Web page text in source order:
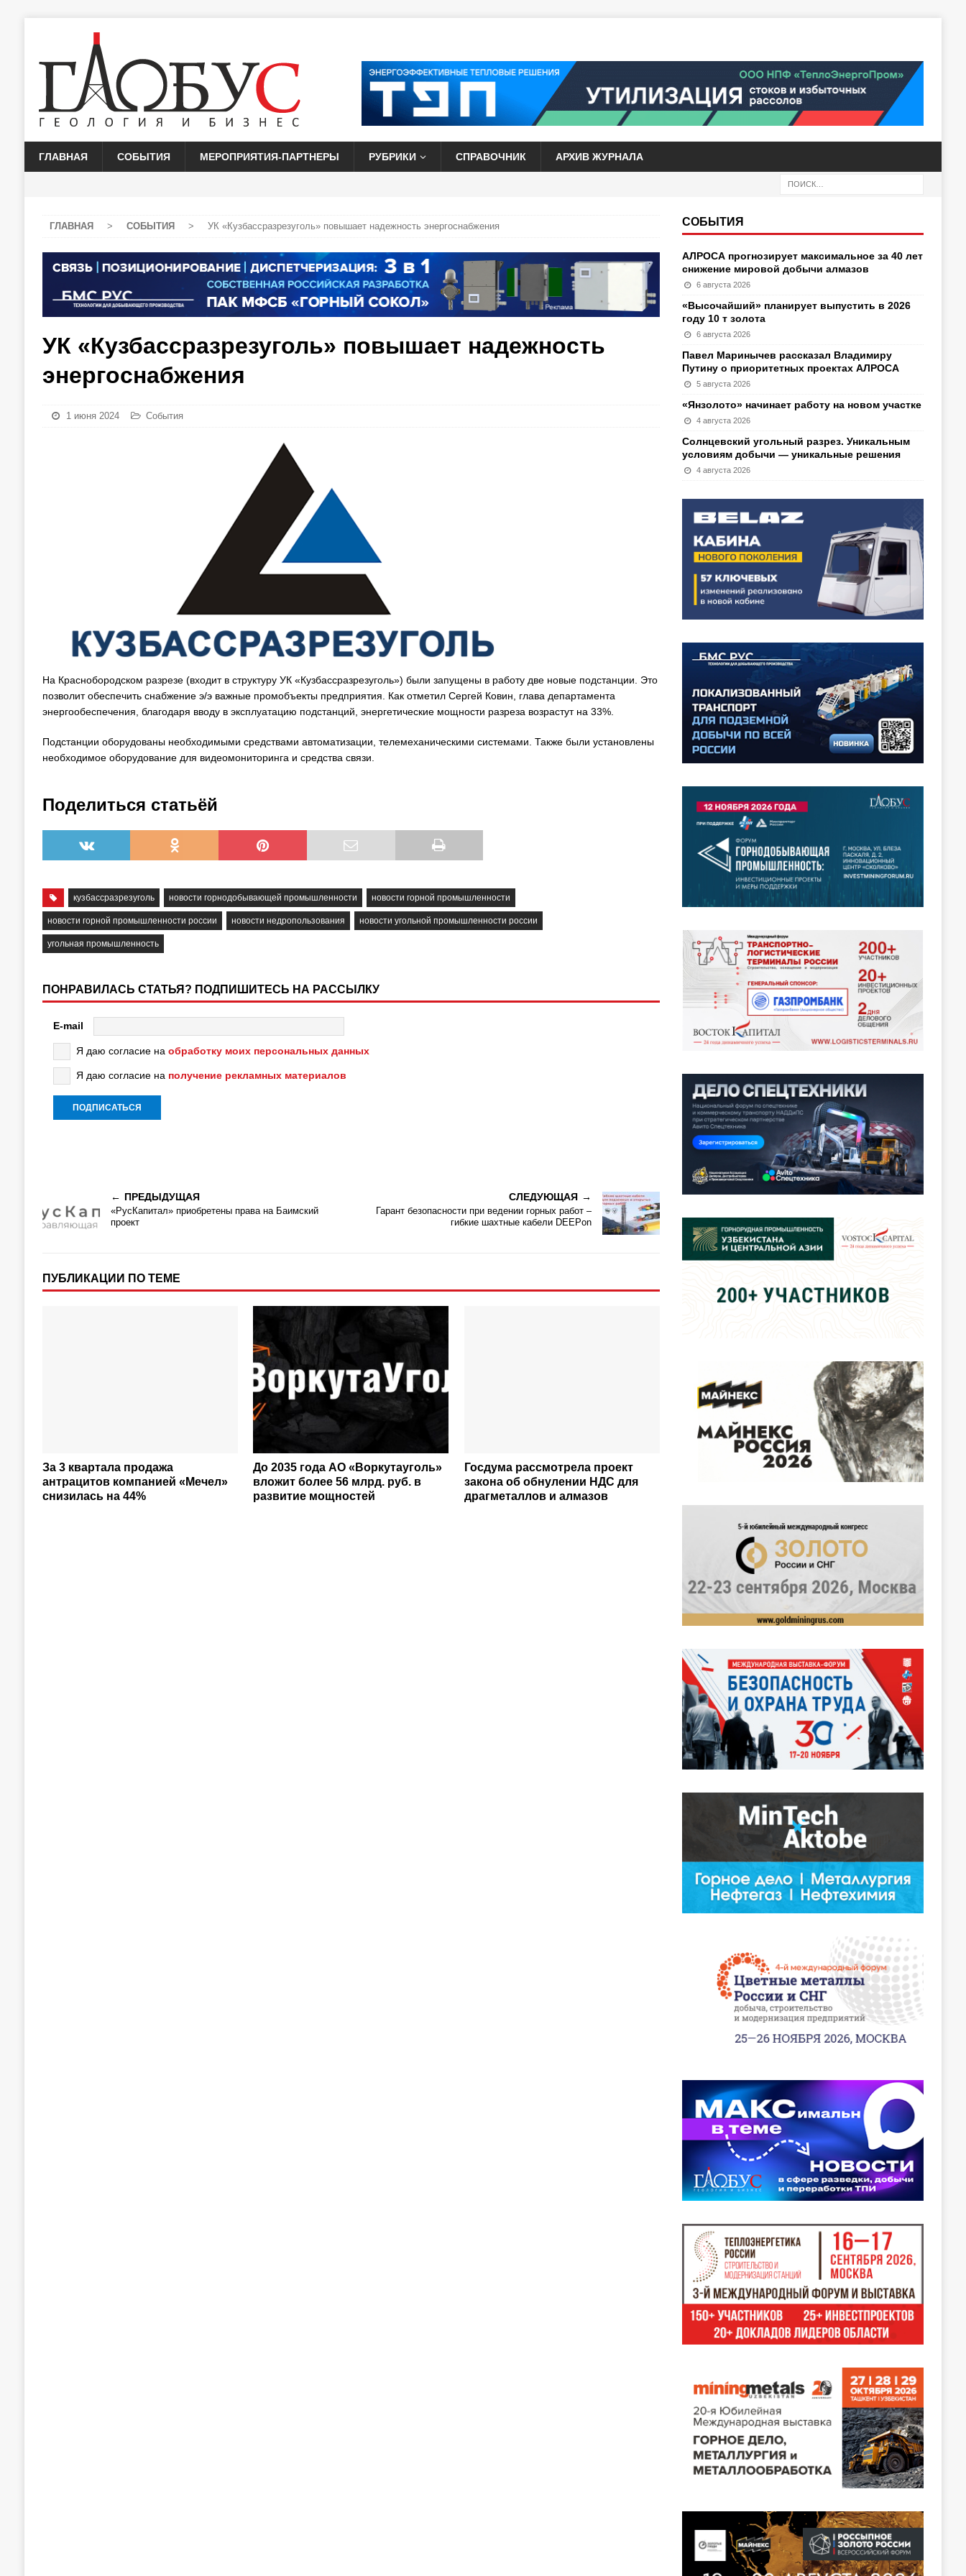
ГЛАВНАЯ СОБЫТИЯ МЕРОПРИЯТИЯ-ПАРТНЕРЫ РУБРИКИ СПРАВОЧНИК АРХИВ ЖУРНАЛА
ГЛАВНАЯ > СОБЫТИЯ > УК «Кузбассразрезуголь» повышает надежность энергоснабжения
УК «Кузбассразрезуголь» повышает надежность
энергоснабжения
1 июня 2024 События
На Краснобородском разрезе (входит в структуру УК «Кузбассразрезуголь») были запущены в работу две новые подстанции. Это
позволит обеспечить снабжение э/э важные промобъекты предприятия. Как отметил Сергей Ковин, глава департамента
энергообеспечения, благодаря вводу в эксплуатацию подстанций, энергетические мощности разреза возрастут на 33%.
Подстанции оборудованы необходимыми средствами автоматизации, телемеханическими системами. Также были установлены
необходимое оборудование для видеомониторинга и средства связи.
Поделиться статьёй
кузбассразрезуголь новости горнодобывающей промышленности новости горной промышленности
новости горной промышленности россии новости недропользования новости угольной промышленности россии
угольная промышленность
ПОНРАВИЛАСЬ СТАТЬЯ? ПОДПИШИТЕСЬ НА РАССЫЛКУ
E-mail
Я даю согласие на обработку моих персональных данных
Я даю согласие на получение рекламных материалов
ПРЕДЫДУЩАЯ
«РусКапитал» приобретены права на Баимский
проект
СЛЕДУЮЩАЯ
Гарант безопасности при ведении горных работ –
гибкие шахтные кабели DEEPon
ПУБЛИКАЦИИ ПО ТЕМЕ
За 3 квартала продажа
антрацитов компанией «Мечел»
снизилась на 44%
До 2035 года АО «Воркутауголь»
вложит более 56 млрд. руб. в
развитие мощностей
Госдума рассмотрела проект
закона об обнулении НДС для
драгметаллов и алмазов
СОБЫТИЯ
АЛРОСА прогнозирует максимальное за 40 лет
снижение мировой добычи алмазов
6 августа 2026
«Высочайший» планирует выпустить в 2026
году 10 т золота
6 августа 2026
Павел Маринычев рассказал Владимиру
Путину о приоритетных проектах АЛРОСА
5 августа 2026
«Янзолото» начинает работу на новом участке
4 августа 2026
Солнцевский угольный разрез. Уникальным
условиям добычи — уникальные решения
4 августа 2026